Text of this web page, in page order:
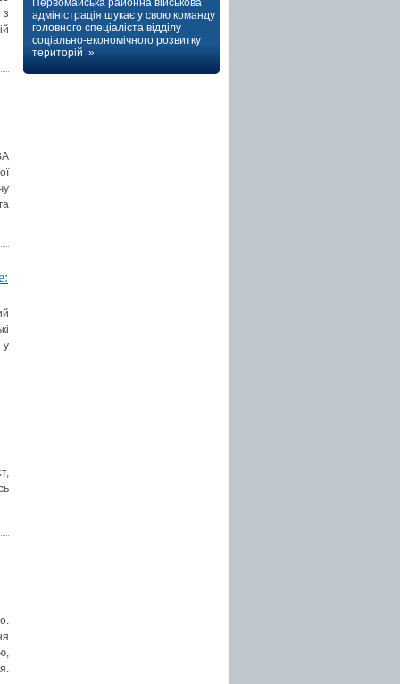
з
у
Первомайська районна військова
адміністрація шукає у свою команду
головного спеціаліста відділу
соціально-економічного розвитку
територій »